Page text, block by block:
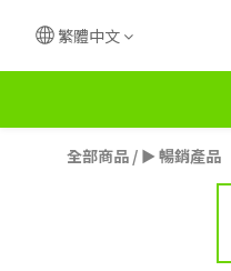
繁體中文
全部商品 / ► 暢銷產品